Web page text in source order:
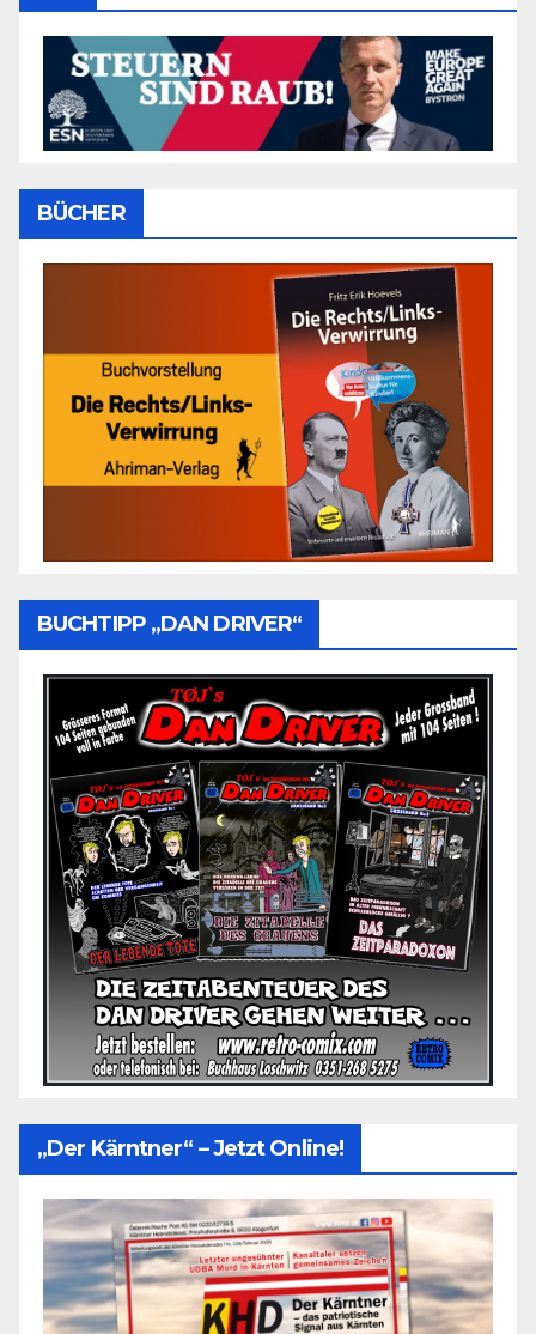
BÜCHER
BUCHTIPP „DAN DRIVER“
„Der Kärntner“ – Jetzt Online!